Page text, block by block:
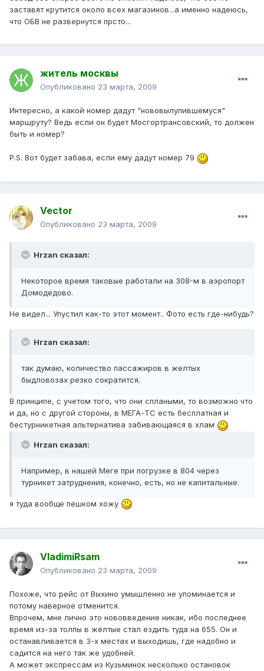
заставят крутится около всех магазинов...а именно надеюсь,
что ОБВ не развернутся прсто...
житель москвы
Опубликовано 23 марта, 2009
Интересно, а какой номер дадут "нововылупившемуся"
маршруту? Ведь если он будет Мосгортрансовский, то должен
быть и номер?
P.S. Вот будет забава, если ему дадут номер 79
Vector
Опубликовано 23 марта, 2009
Hrzan сказал:
Некоторое время таковые работали на 308-м в аэропорт
Домодедово.
Не видел... Упустил как-то этот момент.. Фото есть где-нибудь?
Hrzan сказал:
так думаю, количество пассажиров в желтых
быдловозах резко сократится.
В принципе, с учетом того, что они cплаными, то возможно что
и да, но с другой стороны, в МЕГА-ТС есть бесплатная и
бестурникетная альтернатива забивающаяся в хлам
Hrzan сказал:
Например, в нашей Меге при погрузке в 804 через
турникет затруднения, конечно, есть, но не капитальные.
я туда вообще пешком хожу
VladimiRsam
Опубликовано 23 марта, 2009
Похоже, что рейс от Выхино умышленно не упоминается и
потому наверное отменится.
Впрочем, мне лично это нововведение никак, ибо последнее
время из-за толпы в жёлтые стал ездить туда на 655. Он и
останавливается в 3-х местах и выходишь, где надобно и
садится на него так же удобней.
А может экспрессам из Кузьминок несколько остановок